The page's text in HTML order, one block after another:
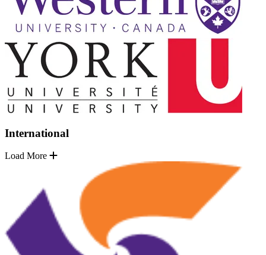
International
Load More